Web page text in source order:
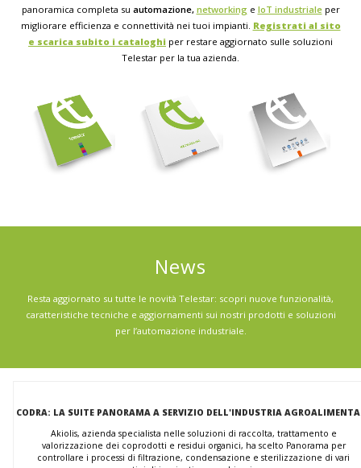
panoramica completa su automazione, networkinge IoT industrialeper
migliorare efficienza e connettività nei tuoi impianti. Registrati al sito
e scarica subito i cataloghi per restare aggiornato sulle soluzioni
Telestar per la tua azienda.
News
Resta aggiornato su tutte le novità Telestar: scopri nuove funzionalità,
caratteristiche tecniche e aggiornamenti sui nostri prodotti e soluzioni
per l’automazione industriale.
CODRA: LA SUITE PANORAMA A SERVIZIO DELL'INDUSTRIA
Akiolis, azienda specialista nelle soluzioni di raccolta, trattamento e
valorizzazione dei coprodotti e residui organici, ha scelto Panorama per
controllare i processi di filtrazione, condensazione e sterilizzazione di vari